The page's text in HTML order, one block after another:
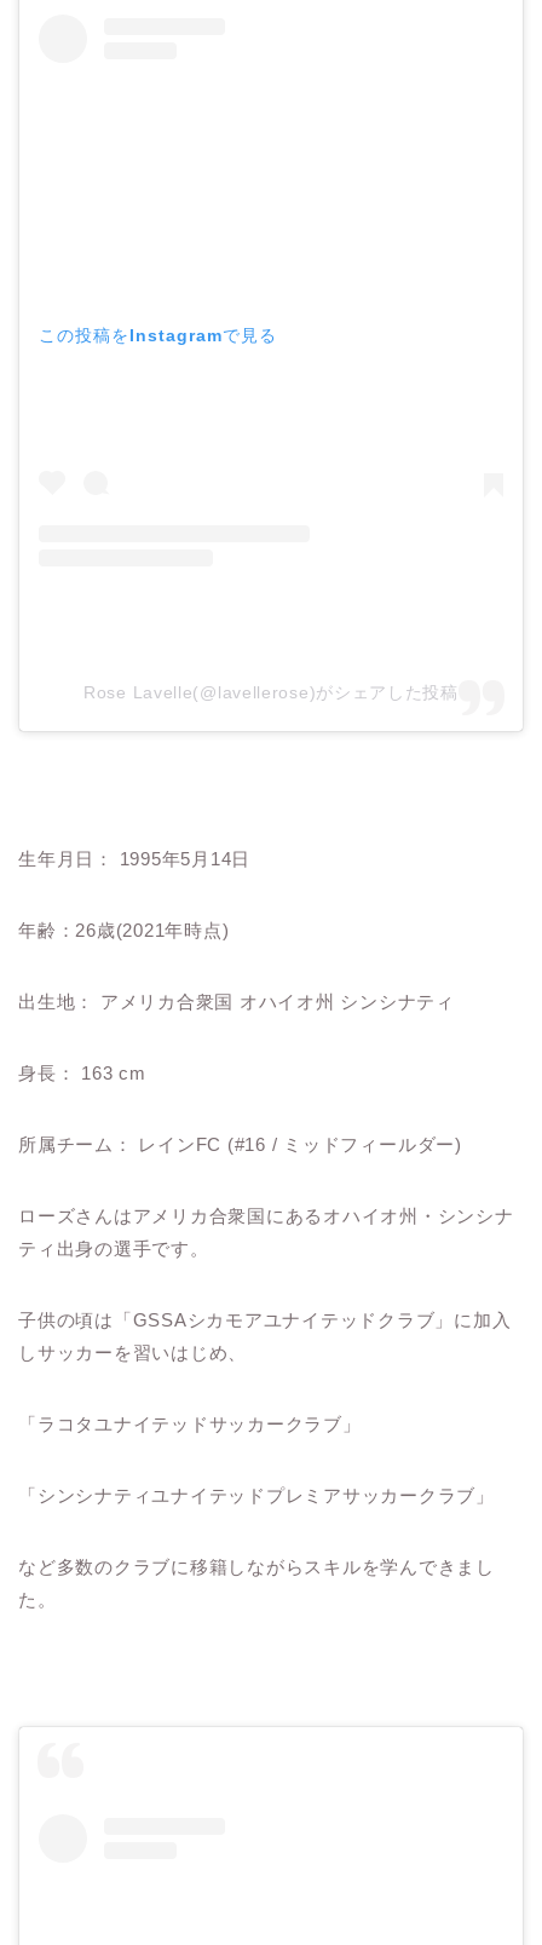
この投稿をInstagramで見る
Rose Lavelle(@lavellerose)がシェアした投稿
生年月日： 1995年5月14日
年齢：26歳(2021年時点)
出生地： アメリカ合衆国 オハイオ州 シンシナティ
身長： 163 cm
所属チーム： レインFC (#16 / ミッドフィールダー)
ローズさんはアメリカ合衆国にあるオハイオ州・シンシナ
ティ出身の選手です。
子供の頃は「GSSAシカモアユナイテッドクラブ」に加入
しサッカーを習いはじめ、
「ラコタユナイテッドサッカークラブ」
「シンシナティユナイテッドプレミアサッカークラブ」
など多数のクラブに移籍しながらスキルを学んできまし
た。